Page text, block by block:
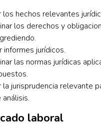
los hechos relevantes
los derechos y
informes jurídicos.
las normas jurídicas
la jurisprudencia relevante
laboral